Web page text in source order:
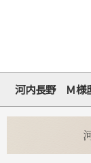
河内長野 Ｍ様